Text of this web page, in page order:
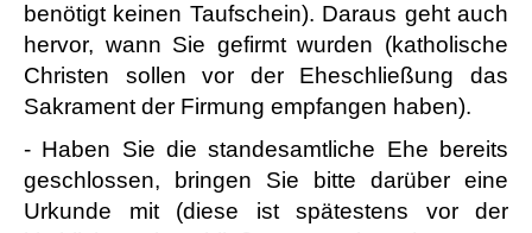
benötigt keinen Taufschein). Daraus geht auch
hervor, wann Sie gefirmt wurden (katholische
Christen sollen vor der Eheschließung das
Sakrament der Firmung empfangen haben).
- Haben Sie die standesamtliche Ehe bereits
geschlossen, bringen Sie bitte darüber eine
Urkunde mit (diese ist spätestens vor der